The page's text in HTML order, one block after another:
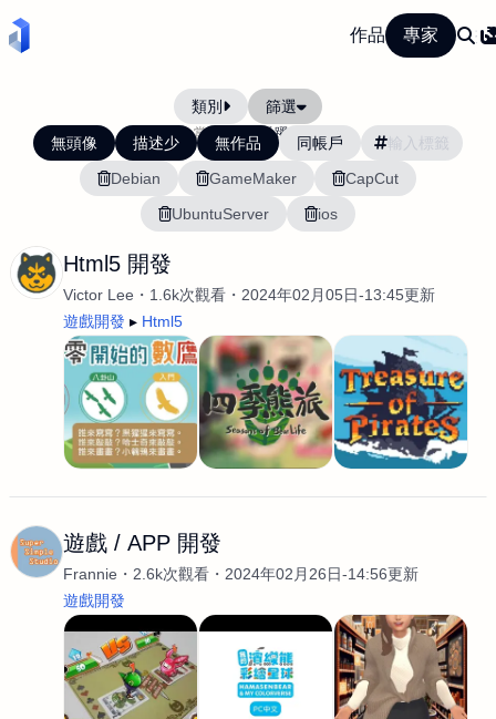
作品 專家
類別 篩選
當前排序: 活躍度
無頭像 描述少 無作品
同帳戶
Debian
GameMaker
CapCut
UbuntuServer
ios
Html5 開發
Victor Lee 1.6k次觀看
2024年02月05日-13:45更新
遊戲開發
Html5
遊戲 / APP 開發
Frannie 2.6k次觀看
2024年02月26日-14:56更新
遊戲開發